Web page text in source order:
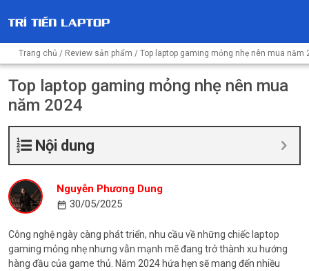
Trang chủ / Review sản phẩm / Top laptop gaming mỏng nhẹ nên mua năm
Top laptop gaming mỏng nhẹ nên mua
năm 2024
Nội dung
Nguyễn Phương Dung
30/05/2025
Công nghệ ngày càng phát triển, nhu cầu về những chiếc laptop
gaming mỏng nhẹ nhưng vẫn mạnh mẽ đang trở thành xu hướng
hàng đầu của game thủ. Năm 2024 hứa hẹn sẽ mang đến nhiều